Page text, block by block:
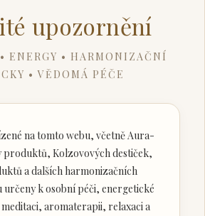
upozornění
ENERGY • HARMONIZAČNÍ
• VĚDOMÁ PÉČE
na tomto webu, včetně Aura-
produktů, Kolzovových destiček,
a dalších harmonizačních
určeny k osobní péči, energetické
aromaterapii, relaxaci a